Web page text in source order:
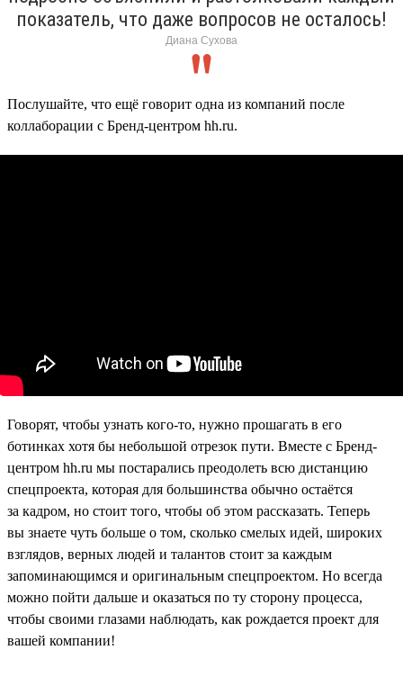
показатель, что даже вопросов не осталось!
Диана Сухова
Послушайте, что ещё говорит одна из компаний после
коллаборации с Бренд-центром hh.ru.
Говорят, чтобы узнать кого-то, нужно прошагать в его
ботинках хотя бы небольшой отрезок пути. Вместе с Бренд-
центром hh.ru мы постарались преодолеть всю дистанцию
спецпроекта, которая для большинства обычно остаётся
за кадром, но стоит того, чтобы об этом рассказать. Теперь
вы знаете чуть больше о том, сколько смелых идей, широких
взглядов, верных людей и талантов стоит за каждым
запоминающимся и оригинальным спецпроектом. Но всегда
можно пойти дальше и оказаться по ту сторону процесса,
чтобы своими глазами наблюдать, как рождается проект для
вашей компании!